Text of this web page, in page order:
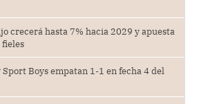
crecerá hasta 7% hacia 2029 y apuesta
Boys empatan 1-1 en fecha 4 del